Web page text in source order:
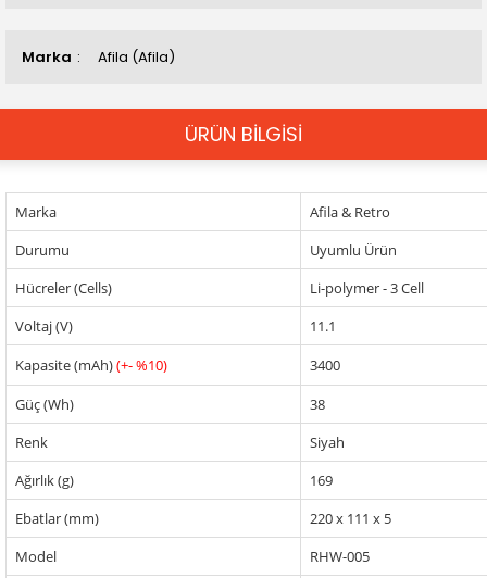
Marka Afila (Afila)
ÜRÜN BİLGİSİ
Marka
Afila & Retro
Durumu
Uyumlu Ürün
Hücreler (Cells)
Li-polymer - 3 Cell
Voltaj (V)
11.1
Kapasite (mAh)(+- %10)
3400
Güç (Wh)
38
Renk
Siyah
Ağırlık (g)
169
Ebatlar (mm)
220 x 111 x 5
Model
RHW-005